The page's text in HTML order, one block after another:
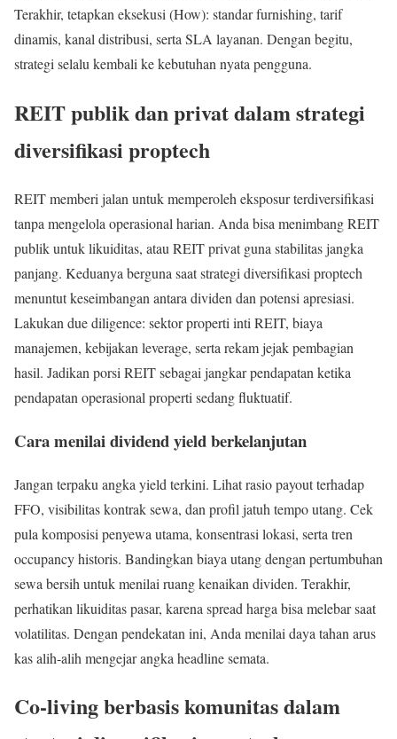
Terakhir, tetapkan eksekusi (How): standar furnishing, tarif
dinamis, kanal distribusi, serta SLA layanan. Dengan begitu,
strategi selalu kembali ke kebutuhan nyata pengguna.
REIT publik dan privat dalam strategi
diversifikasi proptech
REIT memberi jalan untuk memperoleh eksposur terdiversifikasi
tanpa mengelola operasional harian. Anda bisa menimbang REIT
publik untuk likuiditas, atau REIT privat guna stabilitas jangka
panjang. Keduanya berguna saat strategi diversifikasi proptech
menuntut keseimbangan antara dividen dan potensi apresiasi.
Lakukan due diligence: sektor properti inti REIT, biaya
manajemen, kebijakan leverage, serta rekam jejak pembagian
hasil. Jadikan porsi REIT sebagai jangkar pendapatan ketika
pendapatan operasional properti sedang fluktuatif.
Cara menilai dividend yield berkelanjutan
Jangan terpaku angka yield terkini. Lihat rasio payout terhadap
FFO, visibilitas kontrak sewa, dan profil jatuh tempo utang. Cek
pula komposisi penyewa utama, konsentrasi lokasi, serta tren
occupancy historis. Bandingkan biaya utang dengan pertumbuhan
sewa bersih untuk menilai ruang kenaikan dividen. Terakhir,
perhatikan likuiditas pasar, karena spread harga bisa melebar saat
volatilitas. Dengan pendekatan ini, Anda menilai daya tahan arus
kas alih-alih mengejar angka headline semata.
Co-living berbasis komunitas dalam